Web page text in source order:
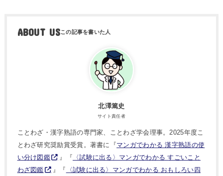
ABOUT US
北澤篤史
サイト責任者
ことわざ・漢字熟語の専門家、ことわざ学会理事。2025年度こ
とわざ研究奨励賞受賞。著書に『マンガでわかる 漢字熟語の使
い分け図鑑
』『 〈試験に出る〉マンガでわかる すごいこと
わざ図鑑
』『
〈試験に出る〉マンガでわかる おもしろい四